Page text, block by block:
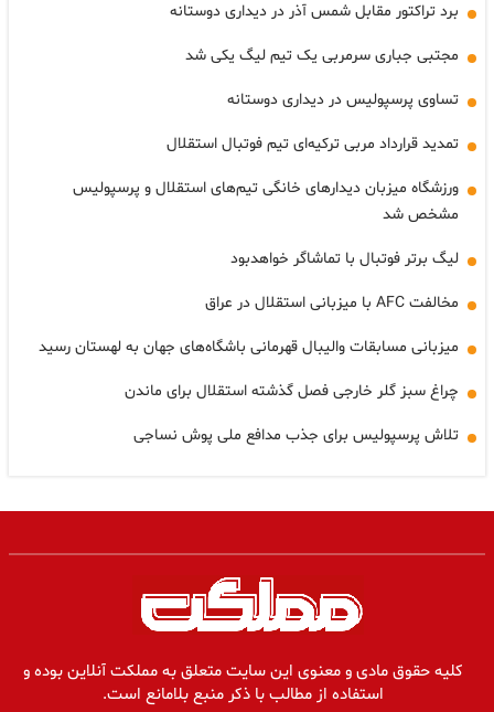
برد تراکتور مقابل شمس آذر در دیداری دوستانه
مجتبی جباری سرمربی یک تیم لیگ یکی شد
تساوی پرسپولیس در دیداری دوستانه
تمدید قرارداد مربی ترکیه‌ای تیم فوتبال استقلال
ورزشگاه میزبان دیدارهای خانگی تیم‌های استقلال و پرسپولیس
مشخص شد
لیگ برتر فوتبال با تماشاگر خواهدبود
مخالفت AFC با میزبانی استقلال در عراق
میزبانی مسابقات والیبال قهرمانی باشگاه‌های جهان به لهستان رسید
چراغ سبز گلر خارجی فصل گذشته استقلال برای ماندن
تلاش پرسپولیس برای جذب مدافع ملی پوش نساجی
کلیه حقوق مادی و معنوی این سایت متعلق به مملکت آنلاین بوده و
استفاده از مطالب با ذکر منبع بلامانع است.